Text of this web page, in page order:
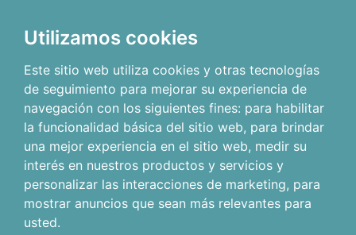
Utilizamos cookies
Este sitio web utiliza cookies y otras tecnologías
de seguimiento para mejorar su experiencia de
navegación con los siguientes fines: para habilitar
la funcionalidad básica del sitio web, para brindar
una mejor experiencia en el sitio web, medir su
interés en nuestros productos y servicios y
personalizar las interacciones de marketing, para
mostrar anuncios que sean más relevantes para
usted.